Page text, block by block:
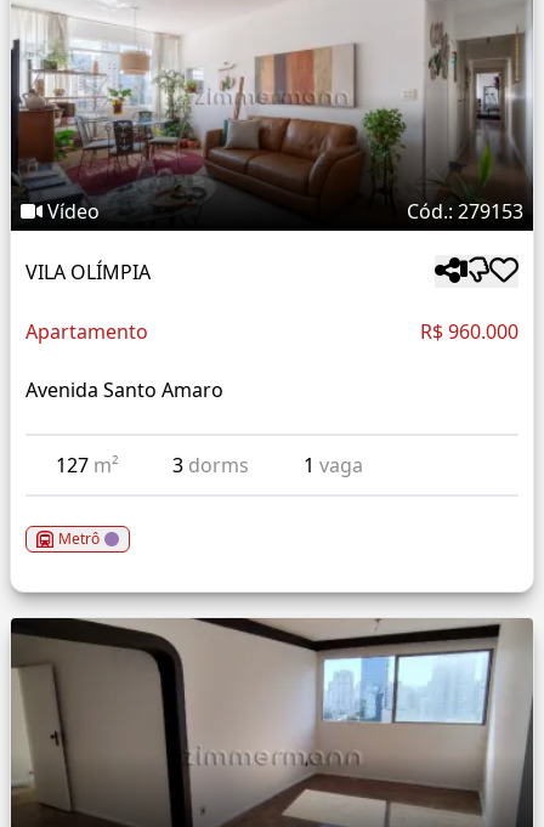
Vídeo Cód.: 279153
VILA OLÍMPIA
Apartamento R$ 960.000
Avenida Santo Amaro
127 m² 3 dorms 1vaga
Metrô